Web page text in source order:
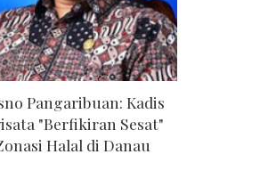
Pangaribuan: Kadis
"Berfikiran Sesat"
Halal di Danau